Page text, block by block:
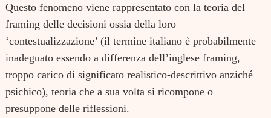
Questo fenomeno viene rappresentato con la teoria del
framing delle decisioni ossia della loro
‘contestualizzazione’ (il termine italiano è probabilmente
inadeguato essendo a differenza dell’inglese framing,
troppo carico di significato realistico-descrittivo anziché
psichico), teoria che a sua volta si ricompone o
presuppone delle riflessioni.